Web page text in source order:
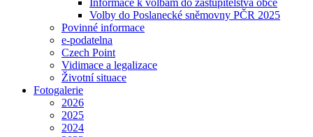
Informace k volbám do zastupitelstva obce
Volby do Poslanecké sněmovny PČR 2025
Povinné informace
e-podatelna
Czech Point
Vidimace a legalizace
Životní situace
Fotogalerie
2026
2025
2024